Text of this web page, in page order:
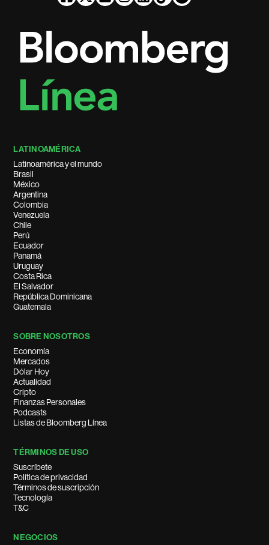
LATINOAMÉRICA
Latinoamérica y el mundo
Brasil
México
Argentina
Colombia
Venezuela
Chile
Perú
Ecuador
Panamá
Uruguay
Costa Rica
El Salvador
República Dominicana
Guatemala
SOBRE NOSOTROS
Economía
Mercados
Dólar Hoy
Actualidad
Cripto
Finanzas Personales
Podcasts
Listas de Bloomberg Línea
TÉRMINOS DE USO
Suscríbete
Política de privacidad
Términos de suscripción
Tecnología
T&C
NEGOCIOS